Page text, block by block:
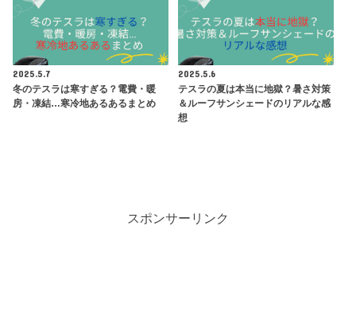
2025.5.7
冬のテスラは寒すぎる？電費・暖
房・凍結…寒冷地あるあるまとめ
2025.5.6
テスラの夏は本当に地獄？暑さ対策
＆ルーフサンシェードのリアルな感
想
スポンサーリンク